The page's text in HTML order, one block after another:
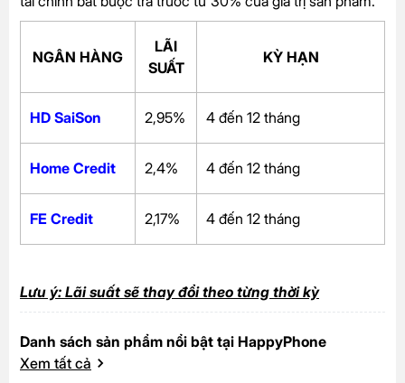
NGÂN HÀNG
LÃI
SUẤT
KỲ HẠN
HD SaiSon 2,95% 4 đến 12 tháng
Home Credit 2,4% 4 đến 12 tháng
FE Credit 2,17% 4 đến 12 tháng
Lưu ý: Lãi suất sẽ thay đổi theo từng thời kỳ
Danh sách sản phẩm nổi bật tại HappyPhone
Xem tất cả